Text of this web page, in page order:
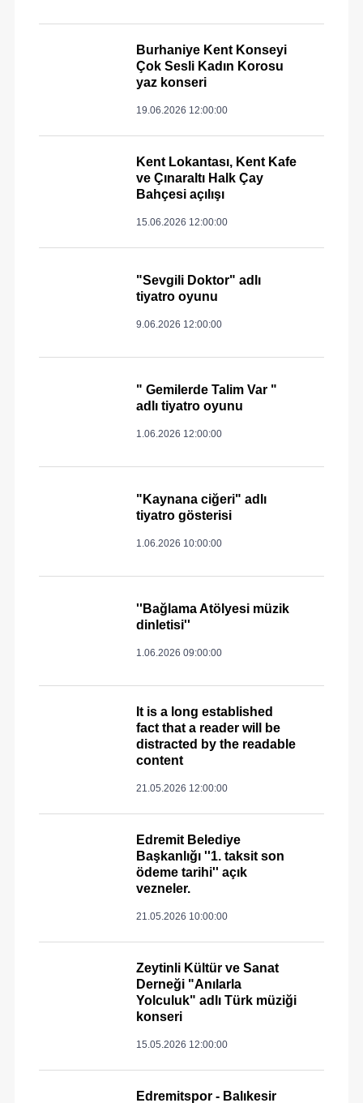
Burhaniye Kent Konseyi
Çok Sesli Kadın Korosu
yaz konseri
19.06.2026 12:00:00
Kent Lokantası, Kent Kafe
ve Çınaraltı Halk Çay
Bahçesi açılışı
15.06.2026 12:00:00
"Sevgili Doktor" adlı
tiyatro oyunu
9.06.2026 12:00:00
" Gemilerde Talim Var "
adlı tiyatro oyunu
1.06.2026 12:00:00
"Kaynana ciğeri" adlı
tiyatro gösterisi
1.06.2026 10:00:00
''Bağlama Atölyesi müzik
dinletisi''
1.06.2026 09:00:00
It is a long established
fact that a reader will be
distracted by the readable
content
21.05.2026 12:00:00
Edremit Belediye
Başkanlığı ''1. taksit son
ödeme tarihi'' açık
vezneler.
21.05.2026 10:00:00
Zeytinli Kültür ve Sanat
Derneği "Anılarla
Yolculuk" adlı Türk müziği
konseri
15.05.2026 12:00:00
Edremitspor - Balıkesir